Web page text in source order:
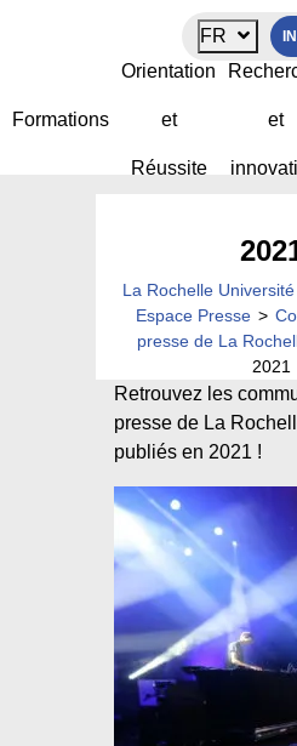
FR
Formations
Orientation
et
Réussite
et
La Rochelle Université
Espace Presse >
presse de La
2021
Retrouvez les
presse de La
publiés en 2021 !
Panneau de gestion des cookies